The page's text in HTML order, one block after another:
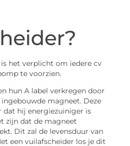
is het verplicht om iedere cv
te voorzien.
hun A label verkregen door
magneet. Deze
hij energiezuiniger is
zijn dat de magneet
Dit zal de levensduur van
een vuilafscheider los je dit